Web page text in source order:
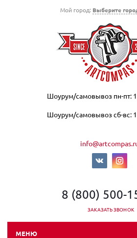
Мой город: Выберите
Шоурум/самовывоз пн-пт:
Шоурум/самовывоз сб-вс:
8 (800) 500-
ЗАКАЗАТЬ ЗВОНОК
МЕНЮ